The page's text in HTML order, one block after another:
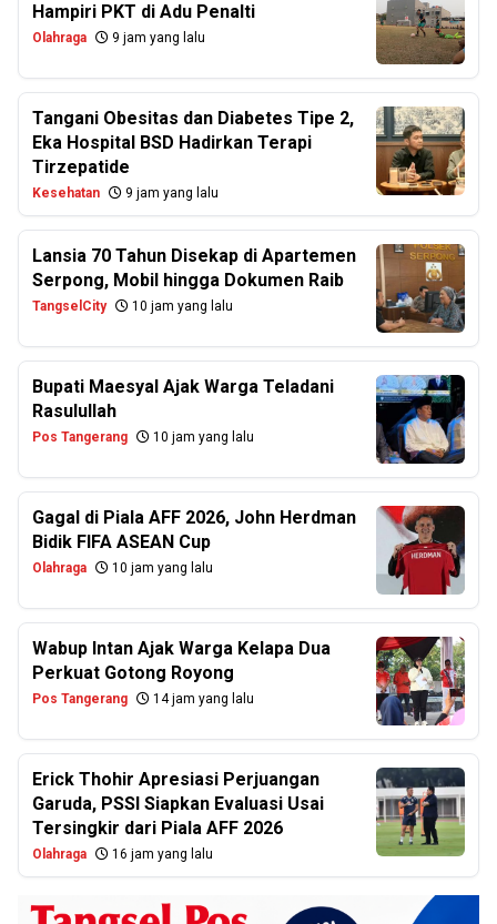
Hampiri PKT di Adu Penalti
Olahraga 9 jam yang lalu
Tangani Obesitas dan Diabetes Tipe 2,
Eka Hospital BSD Hadirkan Terapi
Tirzepatide
Kesehatan 9 jam yang lalu
Lansia 70 Tahun Disekap di Apartemen
Serpong, Mobil hingga Dokumen Raib
TangselCity 10 jam yang lalu
Bupati Maesyal Ajak Warga Teladani
Rasulullah
Pos Tangerang 10 jam yang lalu
Gagal di Piala AFF 2026, John Herdman
Bidik FIFA ASEAN Cup
Olahraga 10 jam yang lalu
Wabup Intan Ajak Warga Kelapa Dua
Perkuat Gotong Royong
Pos Tangerang 14 jam yang lalu
Erick Thohir Apresiasi Perjuangan
Garuda, PSSI Siapkan Evaluasi Usai
Tersingkir dari Piala AFF 2026
Olahraga 16 jam yang lalu